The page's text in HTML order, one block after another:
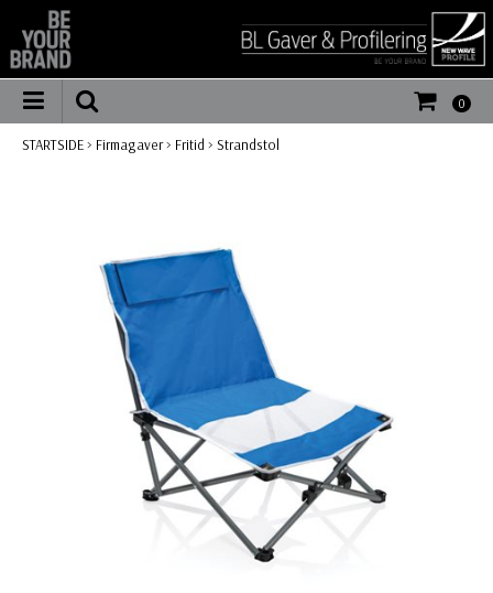
0
STARTSIDE> Firmagaver> Fritid > Strandstol